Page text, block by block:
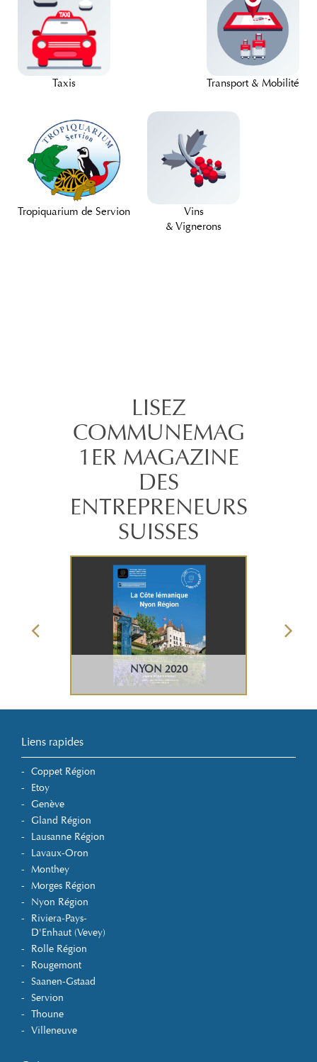
Taxis Transport & Mobilité
Tropiquarium de Servion
Vins
& Vignerons
LISEZ
COMMUNEMAG
1ER MAGAZINE
DES
ENTREPRENEURS
SUISSES
NYON 2020
Liens rapides
Coppet Région
Etoy
Genève
Gland Région
Lausanne Région
Lavaux-Oron
Monthey
Morges Région
Nyon Région
Riviera-Pays-
D'Enhaut (Vevey)
Rolle Région
Rougemont
Saanen-Gstaad
Servion
Thoune
Villeneuve